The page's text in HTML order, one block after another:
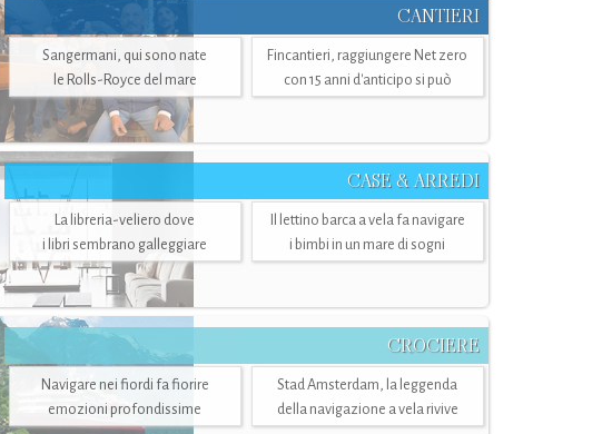
CANTIERI
Sangermani, qui sono nate
le Rolls-Royce del mare
Fincantieri, raggiungere Net zero
con 15 anni d'anticipo si può
CASE & ARREDI
La libreria-veliero dove
i libri sembrano galleggiare
Il lettino barca a vela fa navigare
i bimbi in un mare di sogni
CROCIERE
Navigare nei fiordi fa fiorire
emozioni profondissime
Stad Amsterdam, la leggenda
della navigazione a vela rivive